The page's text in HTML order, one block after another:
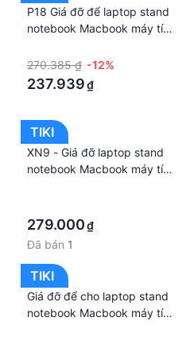
P18 Giá đỡ để laptop stand
notebook Macbook máy tính
270.385 ₫ -12%
237.939₫
TIKI
XN9 - Giá đỡ laptop stand
notebook Macbook máy tính
nhiệt để bàn
279.000₫
Đã bán 1
TIKI
Giá đỡ để cho laptop stand
notebook Macbook máy tính